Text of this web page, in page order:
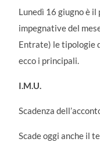
Lunedì 16 giugno è il
impegnative del
Entrate) le tipologie
ecco i principali.
I.M.U.
Scadenza
Scade oggi anche il